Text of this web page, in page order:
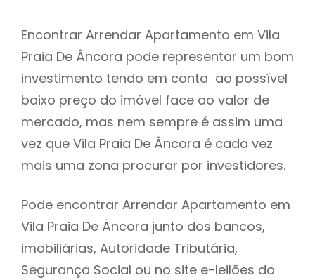
Encontrar Arrendar Apartamento em Vila
Praia De Âncora pode representar um bom
investimento tendo em conta ao possível
baixo preço do imóvel face ao valor de
mercado, mas nem sempre é assim uma
vez que Vila Praia De Âncora é cada vez
mais uma zona procurar por investidores.
Pode encontrar Arrendar Apartamento em
Vila Praia De Âncora junto dos bancos,
imobiliárias, Autoridade Tributária,
Segurança Social ou no site e-leilões do